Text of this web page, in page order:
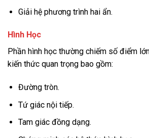
Giải hệ phương trình hai ẩn.
Hình Học
Phần hình học thường chiếm số điểm
kiến thức quan trọng bao gồm:
Đường tròn.
Tứ giác nội tiếp.
Tam giác đồng dạng.